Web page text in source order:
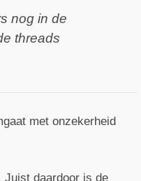
nog in de
threads
met onzekerheid
Juist daardoor is de